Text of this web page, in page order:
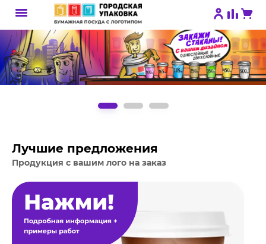
Лучшие предложения
Продукция с вашим лого на заказ